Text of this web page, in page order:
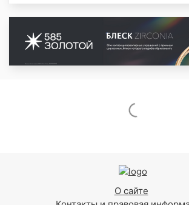
О сайте